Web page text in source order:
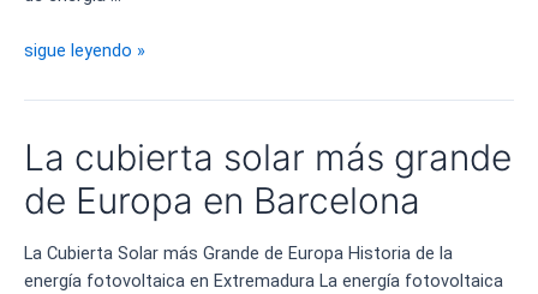
Naturgy
Google:
Alianza
Energética
sigue leyendo »
La cubierta solar más grande
de Europa en Barcelona
La Cubierta Solar más Grande de Europa Historia de la
energía fotovoltaica en Extremadura La energía fotovoltaica